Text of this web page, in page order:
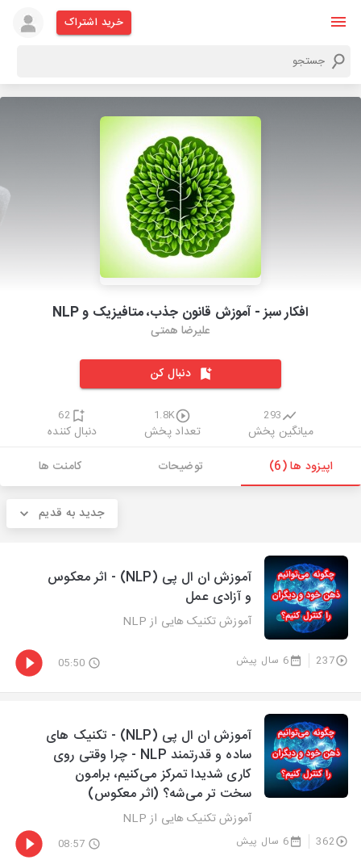
خرید اشتراک
افکار سبز - آموزش قانون جذب، متافیزیک و NLP
علیرضا همتی
دنبال کن
293
میانگین پخش
1.8K
تعداد پخش
62
دنبال کننده
اپیزود ها (6)
توضیحات کامنت ها
جدید به قدیم
آموزش ان ال پی (NLP) - اثر معکوس
و آزادی عمل
آموزش تکنیک هایی از NLP
237 6 سال پیش 05:50
آموزش ان ال پی (NLP) - تکنیک های
ساده و قدرتمند NLP - چرا وقتی روی
کاری شدیدا تمرکز می‌کنیم، برامون
سخت تر می‌شه؟ (اثر معکوس)
آموزش تکنیک هایی از NLP
362 6 سال پیش 08:57